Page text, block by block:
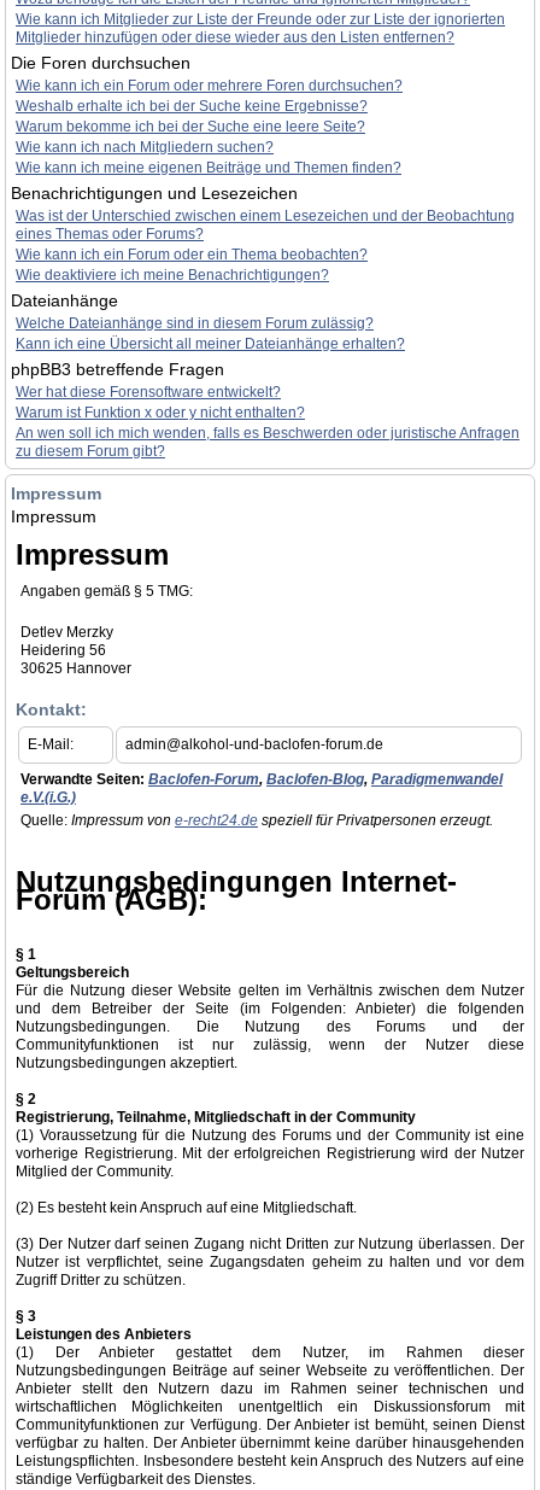
Wie kann ich Mitglieder zur Liste der Freunde oder zur Liste der ignorierten
Mitglieder hinzufügen oder diese wieder aus den Listen entfernen?
Die Foren durchsuchen
Wie kann ich ein Forum oder mehrere Foren durchsuchen?
Weshalb erhalte ich bei der Suche keine Ergebnisse?
Warum bekomme ich bei der Suche eine leere Seite?
Wie kann ich nach Mitgliedern suchen?
Wie kann ich meine eigenen Beiträge und Themen finden?
Benachrichtigungen und Lesezeichen
Was ist der Unterschied zwischen einem Lesezeichen und der Beobachtung
eines Themas oder Forums?
Wie kann ich ein Forum oder ein Thema beobachten?
Wie deaktiviere ich meine Benachrichtigungen?
Dateianhänge
Welche Dateianhänge sind in diesem Forum zulässig?
Kann ich eine Übersicht all meiner Dateianhänge erhalten?
phpBB3 betreffende Fragen
Wer hat diese Forensoftware entwickelt?
Warum ist Funktion x oder y nicht enthalten?
An wen soll ich mich wenden, falls es Beschwerden oder juristische Anfragen
zu diesem Forum gibt?
Impressum
Impressum
Impressum
Angaben gemäß § 5 TMG:
Detlev Merzky
Heidering 56
30625 Hannover
Kontakt:
E-Mail: admin@alkohol-und-baclofen-forum.de
Verwandte Seiten: Baclofen-Forum, Baclofen-Blog, Paradigmenwandel
e.V.(i.G.)
Quelle: Impressum von e-recht24.de speziell für Privatpersonen erzeugt.
Nutzungsbedingungen Internet-
Forum (AGB):
§ 1
Geltungsbereich
Für die Nutzung dieser Website gelten im Verhältnis zwischen dem Nutzer
und dem Betreiber der Seite (im Folgenden: Anbieter) die folgenden
Nutzungsbedingungen. Die Nutzung des Forums und der
Communityfunktionen ist nur zulässig, wenn der Nutzer diese
Nutzungsbedingungen akzeptiert.
§ 2
Registrierung, Teilnahme, Mitgliedschaft in der Community
(1) Voraussetzung für die Nutzung des Forums und der Community ist eine
vorherige Registrierung. Mit der erfolgreichen Registrierung wird der Nutzer
Mitglied der Community.
(2) Es besteht kein Anspruch auf eine Mitgliedschaft.
(3) Der Nutzer darf seinen Zugang nicht Dritten zur Nutzung überlassen. Der
Nutzer ist verpflichtet, seine Zugangsdaten geheim zu halten und vor dem
Zugriff Dritter zu schützen.
§ 3
Leistungen des Anbieters
(1) Der Anbieter gestattet dem Nutzer, im Rahmen dieser
Nutzungsbedingungen Beiträge auf seiner Webseite zu veröffentlichen. Der
Anbieter stellt den Nutzern dazu im Rahmen seiner technischen und
wirtschaftlichen Möglichkeiten unentgeltlich ein Diskussionsforum mit
Communityfunktionen zur Verfügung. Der Anbieter ist bemüht, seinen Dienst
verfügbar zu halten. Der Anbieter übernimmt keine darüber hinausgehenden
Leistungspflichten. Insbesondere besteht kein Anspruch des Nutzers auf eine
ständige Verfügbarkeit des Dienstes.